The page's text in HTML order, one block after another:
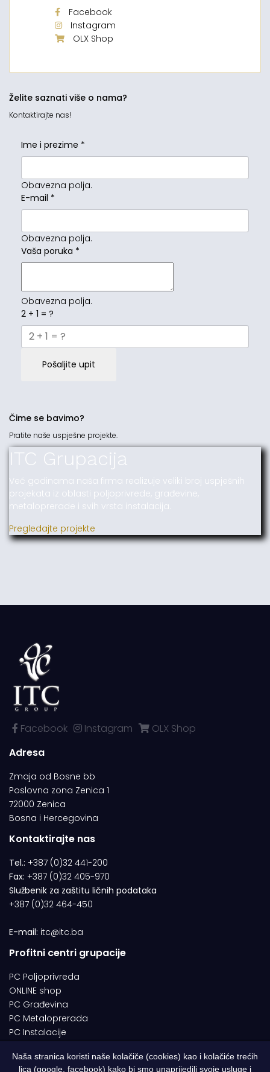
Facebook
Instagram
OLX Shop
Želite saznati više o nama?
Kontaktirajte nas!
Ime i prezime *
Obavezna polja.
E-mail *
Obavezna polja.
Vaša poruka *
Obavezna polja.
2 + 1 = ?
Pošaljite upit
Čime se bavimo?
Pratite naše uspješne projekte.
ITC Grupacija
Već godinama naša firma realizuje veliki broj uspješnih
projekata iz oblasti poljoprivrede, građevine,
metaloprerade i svih vrsta instalacija.
Pregledajte projekte
Facebook Instagram
OLX Shop
Adresa
Zmaja od Bosne bb
Poslovna zona Zenica 1
72000 Zenica
Bosna i Hercegovina
Kontaktirajte nas
Tel.: +387 (0)32 441-200
Fax: +387 (0)32 405-970
Službenik za zaštitu ličnih podataka
+387 (0)32 464-450
E-mail: itc@itc.ba
Profitni centri grupacije
PC Poljoprivreda
ONLINE shop
PC Građevina
PC Metaloprerada
PC Instalacije
Naša stranica koristi naše kolačiče (cookies) kao i kolačiće trećih
lica (google, facebook) kako bi smo unaprijedili svoje usluge i